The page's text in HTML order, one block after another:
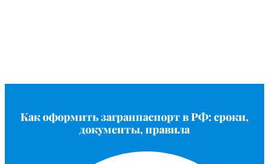
Как оформить загранпаспорт в РФ: сроки,
документы, правила